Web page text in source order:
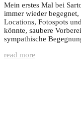
Mein erstes Mal bei
immer wieder
Locations, Fotospots
könnte, saubere
sympathische
read more